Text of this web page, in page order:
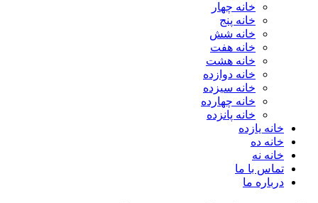
خانه چهار
خانه پنج
خانه شش
خانه هفت
خانه هشت
خانه دوازده
خانه سیزده
خانه چهارده
خانه پانزده
خانه یازده
خانه ده
خانه نه
تماس با ما
درباره ما